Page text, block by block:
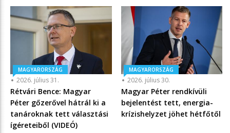
MAGYARORSZÁG
2026. július 31.
Rétvári Bence: Magyar
Péter gőzerővel hátrál ki a
tanároknak tett választási
ígéreteiből (VIDEÓ)
MAGYARORSZÁG
2026. július 30.
Magyar Péter rendkívüli
bejelentést tett, energia-
krízishelyzet jöhet hétfőtől